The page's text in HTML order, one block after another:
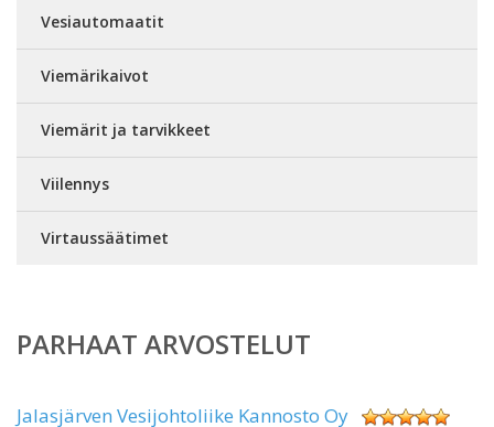
Vesiautomaatit
Viemärikaivot
Viemärit ja tarvikkeet
Viilennys
Virtaussäätimet
PARHAAT ARVOSTELUT
Jalasjärven Vesijohtoliike Kannosto Oy